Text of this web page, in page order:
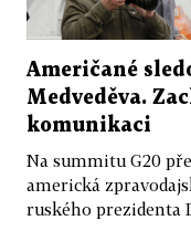
Američané
Medveděva.
komunikaci
Na summitu G20
americká
ruského prezidenta